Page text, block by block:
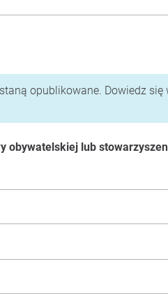
opublikowane. Dowiedz się
obywatelskiej lub